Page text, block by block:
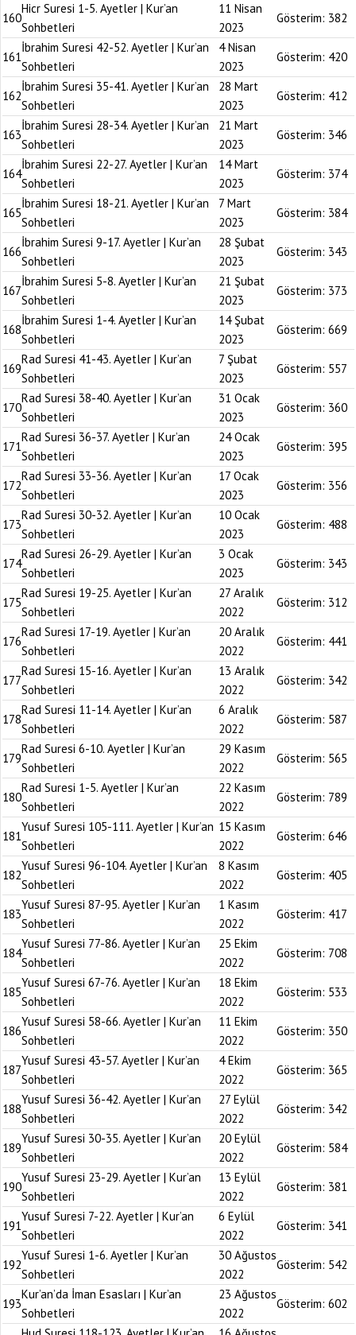
160
Hicr Suresi 1-5. Ayetler | Kur’an
Sohbetleri
11 Nisan
2023
Gösterim: 382
161
İbrahim Suresi 42-52. Ayetler | Kur’an
Sohbetleri
4 Nisan
2023
Gösterim: 420
162
İbrahim Suresi 35-41. Ayetler | Kur’an
Sohbetleri
28 Mart
2023
Gösterim: 412
163
İbrahim Suresi 28-34. Ayetler | Kur’an
Sohbetleri
21 Mart
2023
Gösterim: 346
164
İbrahim Suresi 22-27. Ayetler | Kur’an
Sohbetleri
14 Mart
2023
Gösterim: 374
165
İbrahim Suresi 18-21. Ayetler | Kur’an
Sohbetleri
7 Mart
2023
Gösterim: 384
166
İbrahim Suresi 9-17. Ayetler | Kur’an
Sohbetleri
28 Şubat
2023
Gösterim: 343
167
İbrahim Suresi 5-8. Ayetler | Kur’an
Sohbetleri
21 Şubat
2023
Gösterim: 373
168
İbrahim Suresi 1-4. Ayetler | Kur’an
Sohbetleri
14 Şubat
2023
Gösterim: 669
169
Rad Suresi 41-43. Ayetler | Kur’an
Sohbetleri
7 Şubat
2023
Gösterim: 557
170
Rad Suresi 38-40. Ayetler | Kur’an
Sohbetleri
31 Ocak
2023
Gösterim: 360
171
Rad Suresi 36-37. Ayetler | Kur’an
Sohbetleri
24 Ocak
2023
Gösterim: 395
172
Rad Suresi 33-36. Ayetler | Kur’an
Sohbetleri
17 Ocak
2023
Gösterim: 356
173
Rad Suresi 30-32. Ayetler | Kur’an
Sohbetleri
10 Ocak
2023
Gösterim: 488
174
Rad Suresi 26-29. Ayetler | Kur’an
Sohbetleri
3 Ocak
2023
Gösterim: 343
175
Rad Suresi 19-25. Ayetler | Kur’an
Sohbetleri
27 Aralık
2022
Gösterim: 312
176
Rad Suresi 17-19. Ayetler | Kur’an
Sohbetleri
20 Aralık
2022
Gösterim: 441
177
Rad Suresi 15-16. Ayetler | Kur’an
Sohbetleri
13 Aralık
2022
Gösterim: 342
178
Rad Suresi 11-14. Ayetler | Kur’an
Sohbetleri
6 Aralık
2022
Gösterim: 587
179
Rad Suresi 6-10. Ayetler | Kur’an
Sohbetleri
29 Kasım
2022
Gösterim: 565
180
Rad Suresi 1-5. Ayetler | Kur’an
Sohbetleri
22 Kasım
2022
Gösterim: 789
181
Yusuf Suresi 105-111. Ayetler | Kur’an
Sohbetleri
15 Kasım
2022
Gösterim: 646
182
Yusuf Suresi 96-104. Ayetler | Kur’an
Sohbetleri
8 Kasım
2022
Gösterim: 405
183
Yusuf Suresi 87-95. Ayetler | Kur’an
Sohbetleri
1 Kasım
2022
Gösterim: 417
184
Yusuf Suresi 77-86. Ayetler | Kur’an
Sohbetleri
25 Ekim
2022
Gösterim: 708
185
Yusuf Suresi 67-76. Ayetler | Kur’an
Sohbetleri
18 Ekim
2022
Gösterim: 533
186
Yusuf Suresi 58-66. Ayetler | Kur’an
Sohbetleri
11 Ekim
2022
Gösterim: 350
187
Yusuf Suresi 43-57. Ayetler | Kur’an
Sohbetleri
4 Ekim
2022
Gösterim: 365
188
Yusuf Suresi 36-42. Ayetler | Kur’an
Sohbetleri
27 Eylül
2022
Gösterim: 342
189
Yusuf Suresi 30-35. Ayetler | Kur’an
Sohbetleri
20 Eylül
2022
Gösterim: 584
190
Yusuf Suresi 23-29. Ayetler | Kur’an
Sohbetleri
13 Eylül
2022
Gösterim: 381
191
Yusuf Suresi 7-22. Ayetler | Kur’an
Sohbetleri
6 Eylül
2022
Gösterim: 341
192
Yusuf Suresi 1-6. Ayetler | Kur’an
Sohbetleri
30 Ağustos
2022
Gösterim: 542
193
Kur’an’da İman Esasları | Kur’an
Sohbetleri
23 Ağustos
2022
Gösterim: 602